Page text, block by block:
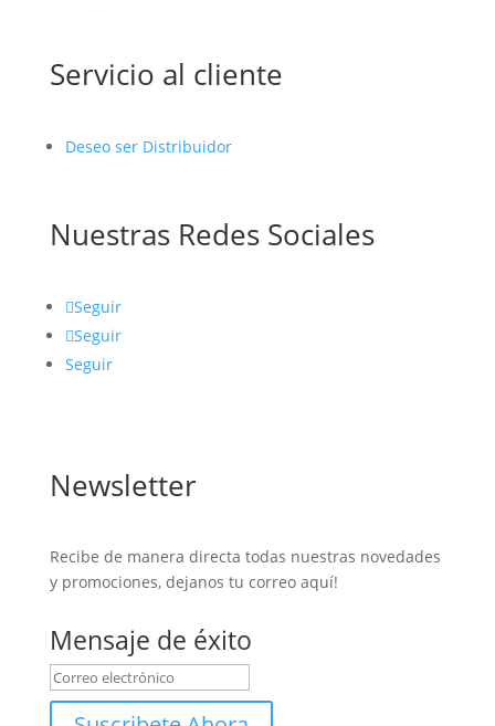
Servicio al cliente
Deseo ser Distribuidor
Nuestras Redes Sociales
Seguir
Seguir
Seguir
Newsletter
Recibe de manera directa todas nuestras novedades
y promociones, dejanos tu correo aquí!
Mensaje de éxito